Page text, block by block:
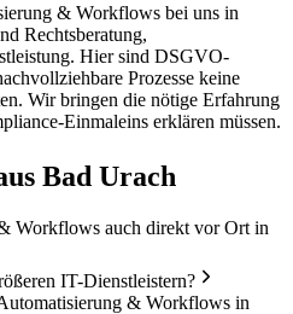
& Workflows bei uns in
Rechtsberatung,
Hier sind DSGVO-
Prozesse keine
Wir bringen die nötige Erfahrung
Einmaleins erklären müssen.
Bad Urach
Workflows auch direkt vor Ort in
IT-Dienstleistern?
& Workflows in